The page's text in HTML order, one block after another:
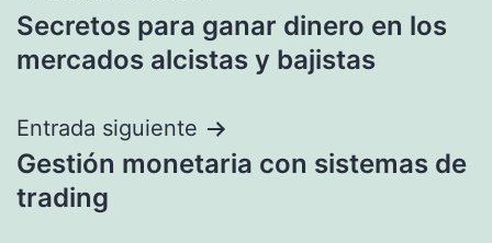
de
Secretos para ganar dinero en los
mercados alcistas y bajistas
Entrada siguiente
Gestión monetaria con sistemas de
trading